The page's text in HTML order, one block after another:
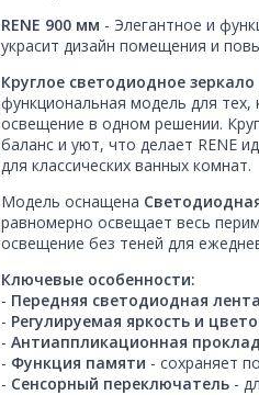
RENE 900 мм - Элегантное и
украсит дизайн помещения и
Круглое светодиодное зеркало
функциональная модель для тех,
освещение в одном решении.
баланс и уют, что делает RENE
для классических ванных комнат.
Модель оснащена
равномерно освещает весь
освещение без теней для
Ключевые особенности:
- Передняя светодиодная лента
- Регулируемая яркость и
- Антиаппликационная
- Функция памяти - сохраняет
- Сенсорный переключатель -